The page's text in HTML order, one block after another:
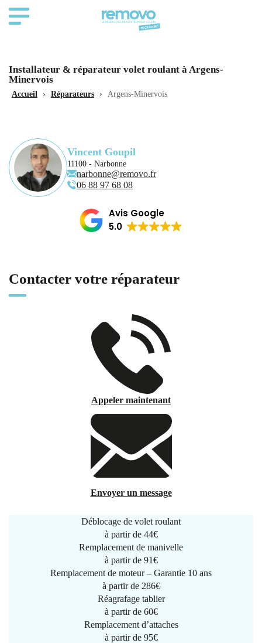
Installateur & réparateur volet roulant à Argens-
Minervois
Accueil › Réparateurs › Argens-Minervois
Vincent Goupil
11100 - Narbonne
narbonne@removo.fr
06 88 97 68 08
Avis Google
5.0
Contacter votre réparateur
Appeler maintenant
Envoyer un message
Déblocage de volet roulant
à partir de 44€
Remplacement de manivelle
à partir de 91€
Remplacement de moteur – Garantie 10 ans
à partir de 286€
Réagrafage tablier
à partir de 60€
Remplacement d’attaches
à partir de 95€